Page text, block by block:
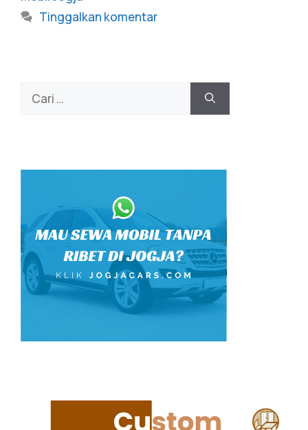
Tinggalkan komentar